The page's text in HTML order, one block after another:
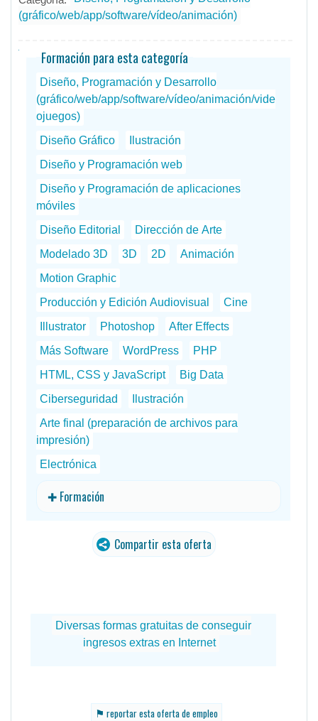
(gráfico/web/app/software/vídeo/animación)
Formación para esta categoría
Diseño, Programación y Desarrollo
(gráfico/web/app/software/vídeo/animación/vide
ojuegos)
Diseño Gráfico
Ilustración
Diseño y Programación web
Diseño y Programación de aplicaciones
móviles
Diseño Editorial
Dirección de Arte
Modelado 3D
3D 2D
Animación
Motion Graphic
Producción y Edición Audiovisual
Cine
Illustrator
Photoshop
After Effects
Más Software
WordPress
PHP
HTML, CSS y JavaScript
Big Data
Ciberseguridad
Ilustración
Arte final (preparación de archivos para
impresión)
Electrónica
✚ Formación
Compartir esta oferta
⚑ reportar esta oferta de empleo